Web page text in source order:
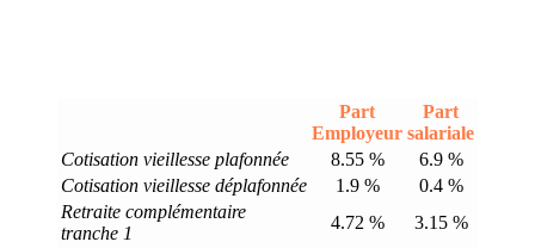
Part
Employeur
Part
salariale
Cotisation vieillesse plafonnée
8.55 %
6.9 %
Cotisation vieillesse déplafonnée
1.9 %
0.4 %
Retraite complémentaire
tranche 1
4.72 %
3.15 %